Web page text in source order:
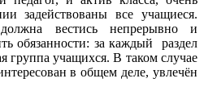
задействованы все учащиеся.
вестись непрерывно и
обязанности: за каждый раздел
группа учащихся. В таком случае
в общем деле, увлечён